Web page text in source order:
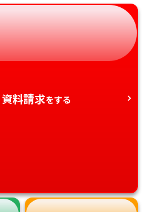
静岡県
和歌山県
徳島県
大分県
資料請求をする